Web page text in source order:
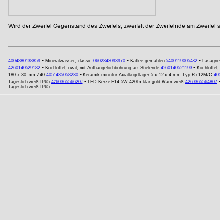
Wird der Zweifel Gegenstand des Zweifels, zweifelt der Zweifelnde am Zweifel
4004880138859- Mineralwasser, classic 0602343093970- Kaffee gemahlen 5400119005432- Lasagne
4260140529182- Kochlöffel, oval, mit Aufhängelochbohrung am Stielende 4260140521193-
180 x 30 mm Z40 4051435058230- Keramik miniatur Axialkugellager 5 x 12 x 4 mm Typ F5-12M/C
Tageslichtweiß IP65 4260365566207- LED Kerze E14 5W 420lm klar gold Warmweiß 4260365564807
Tageslichtweiß IP65